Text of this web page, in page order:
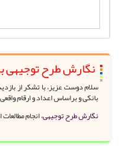
نگارش طرح توجیهی
سلام دوست عزیز، با تشکر از
بانکی و براساس اعداد و ارقام
نگارش طرح توجیهی،انجام